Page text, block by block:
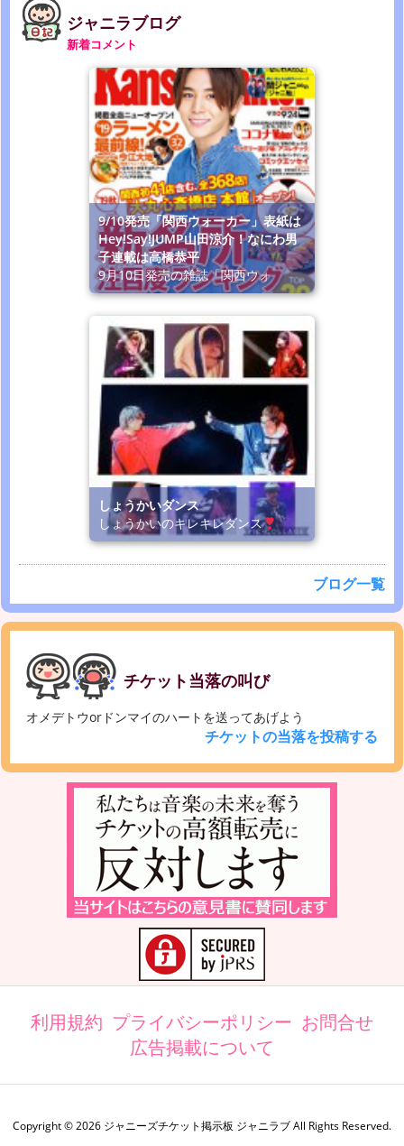
ジャニラブログ
新着コメント
9/10発売「関西ウォーカー」表紙は
Hey!Say!JUMP山田涼介！なにわ男
子連載は高橋恭平
9月10日発売の雑誌「関西ウォ
しょうかいダンス
しょうかいのキレキレダンス
ブログ一覧
チケット当落の叫び
オメデトウorドンマイのハートを送ってあげよう
チケットの当落を投稿する
利用規約 プライバシーポリシー お問合せ
広告掲載について
Copyright ©2026 ジャニーズチケット掲示板 ジャニラブAll Rights Reserved.